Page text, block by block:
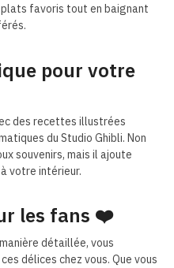
favoris tout en baignant
pour votre
des recettes illustrées
du Studio Ghibli. Non
souvenirs, mais il ajoute
votre intérieur.
les fans ❤️
détaillée, vous
délices chez vous. Que vous